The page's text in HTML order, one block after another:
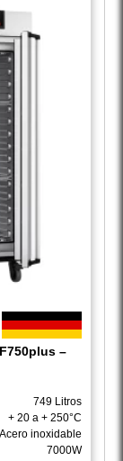
–
749 Litros
+ 20 a + 250°C
Acero inoxidable
7000W